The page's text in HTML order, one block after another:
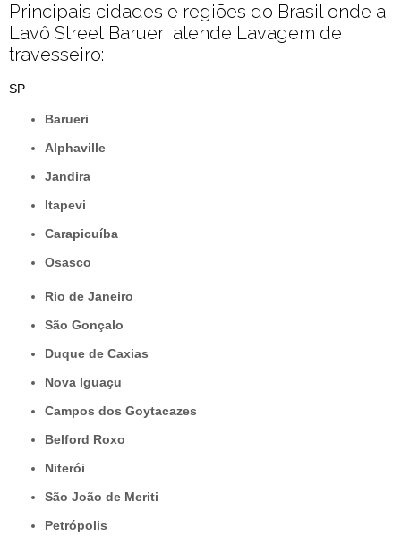
Principais cidades e regiões do Brasil onde a
Lavô Street Barueri atende Lavagem de
travesseiro:
SP
Barueri
Alphaville
Jandira
Itapevi
Carapicuíba
Osasco
Rio de Janeiro
São Gonçalo
Duque de Caxias
Nova Iguaçu
Campos dos Goytacazes
Belford Roxo
Niterói
São João de Meriti
Petrópolis